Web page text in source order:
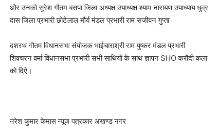
और उनको सुरेश गौतम बसपा जिला अध्यक्ष उपाध्यक्ष श्याम नारायण उपाध्याय धुव्र
दास जिला प्रभारी छोटेलाल मौर्य मंडल प्रभारी राम सजीवन गुप्ता
दशरथ गौतम विधानसभा संयोजक भाईचाराश्री राम पुष्कर मंडल प्रभारी
शिवचरन वर्मा विधानसभा प्रभारी सभी साथियों के साथ ज्ञापन SHO करौदी कला
को दिऐ।
नरेश कुमार केमास न्यूज पत्रकार अखण्ड नगर